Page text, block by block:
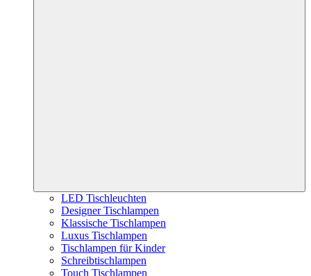
LED Tischleuchten
Designer Tischlampen
Klassische Tischlampen
Luxus Tischlampen
Tischlampen für Kinder
Schreibtischlampen
Touch Tischlampen